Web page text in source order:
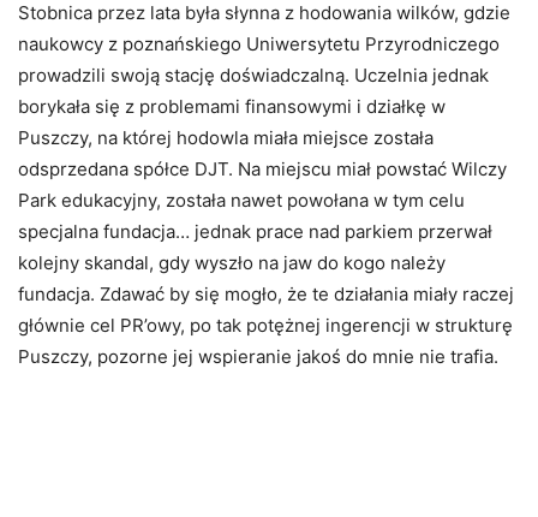
Stobnica przez lata była słynna z hodowania wilków, gdzie
naukowcy z poznańskiego Uniwersytetu Przyrodniczego
prowadzili swoją stację doświadczalną. Uczelnia jednak
borykała się z problemami finansowymi i działkę w
Puszczy, na której hodowla miała miejsce została
odsprzedana spółce DJT. Na miejscu miał powstać Wilczy
Park edukacyjny, została nawet powołana w tym celu
specjalna fundacja… jednak prace nad parkiem przerwał
kolejny skandal, gdy wyszło na jaw do kogo należy
fundacja. Zdawać by się mogło, że te działania miały raczej
głównie cel PR’owy, po tak potężnej ingerencji w strukturę
Puszczy, pozorne jej wspieranie jakoś do mnie nie trafia.